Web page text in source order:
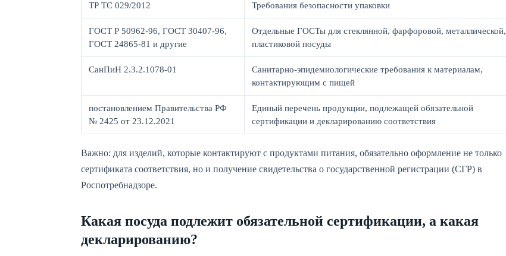
ТР ТС 029/2012 Требования безопасности упаковки
ГОСТ Р 50962-96, ГОСТ 30407-96,
ГОСТ 24865-81 и другие
Отдельные ГОСТы для стеклянной, фарфоровой, металлической,
пластиковой посуды
СанПиН 2.3.2.1078-01
Санитарно-эпидемиологические требования к материалам,
контактирующим с пищей
постановлением Правительства РФ
№ 2425 от 23.12.2021
Единый перечень продукции, подлежащей обязательной
сертификации и декларированию соответствия
Важно: для изделий, которые контактируют с продуктами питания, обязательно оформление не только
сертификата соответствия, но и получение свидетельства о государственной регистрации (СГР) в
Роспотребнадзоре.
Какая посуда подлежит обязательной сертификации, а какая
декларированию?